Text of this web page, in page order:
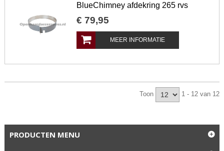
BlueChimney afdekring 265 rvs
€ 79,95
MEER INFORMATIE
Toon 1 - 12 van 12
PRODUCTEN MENU